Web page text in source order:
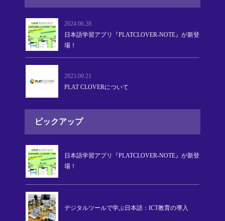
2024.06.28
日本語学習アプリ『PLATCLOVER-NOTE』が新登
場！
2023.09.21
PLAT CLOVERについて
ピックアップ
日本語学習アプリ『PLATCLOVER-NOTE』が新登
場！
デジタルツールで学ぶ日本語：ICT教育の導入